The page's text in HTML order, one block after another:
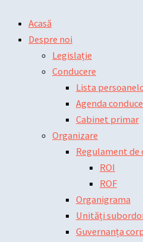
Acasă
Despre noi
Legislație
Conducere
Lista
Agenda
Cabinet primar
Organizare
Regulament de
ROI
ROF
Organigrama
Unități
Guvernanța